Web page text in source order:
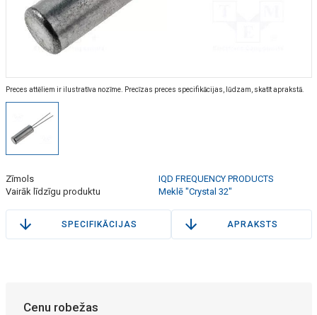
Preces attēliem ir ilustratīva nozīme. Precīzas preces specifikācijas, lūdzam, skatīt aprakstā.
Zīmols
IQD FREQUENCY PRODUCTS
Vairāk līdzīgu produktu
Meklē "Crystal 32"
SPECIFIKĀCIJAS APRAKSTS
Cenu robežas